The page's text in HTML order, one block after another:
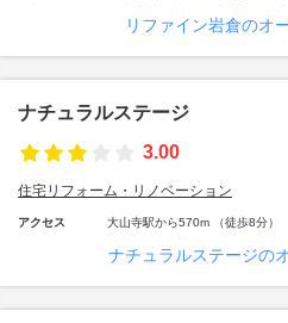
リファイン岩倉のオ
ナチュラルステージ
3.00
住宅リフォーム・リノベーション
アクセス 大山寺駅から570m （徒歩8分）
ナチュラルステージの